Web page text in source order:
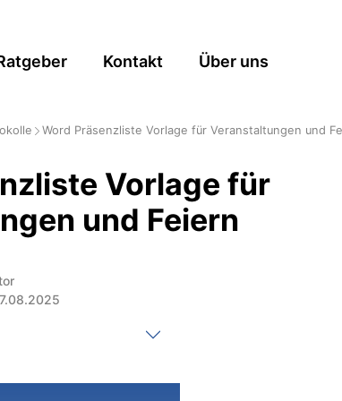
Kontakt Über uns
Word Präsenzliste Vorlage für Veranstaltungen und
Vorlage für
und Feiern